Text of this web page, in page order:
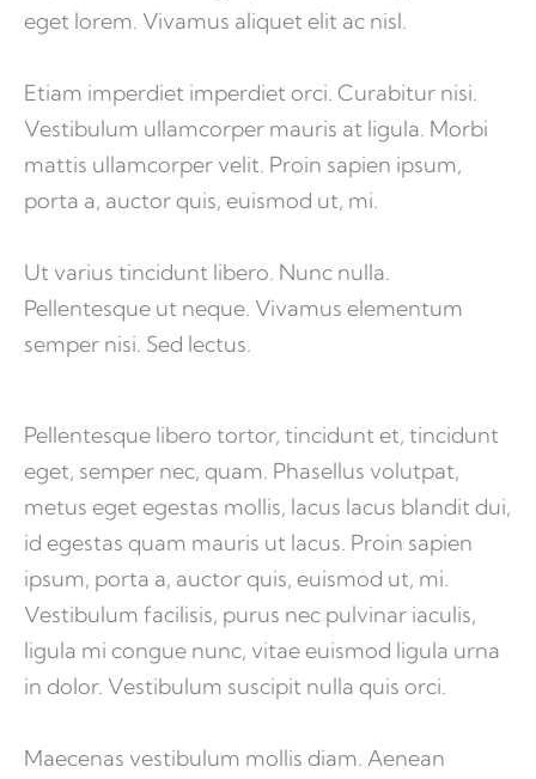
eget lorem. Vivamus aliquet elit ac nisl.
Etiam imperdiet imperdiet orci. Curabitur nisi.
Vestibulum ullamcorper mauris at ligula. Morbi
mattis ullamcorper velit. Proin sapien ipsum,
porta a, auctor quis, euismod ut, mi.
Ut varius tincidunt libero. Nunc nulla.
Pellentesque ut neque. Vivamus elementum
semper nisi. Sed lectus.
Pellentesque libero tortor, tincidunt et, tincidunt
eget, semper nec, quam. Phasellus volutpat,
metus eget egestas mollis, lacus lacus blandit dui,
id egestas quam mauris ut lacus. Proin sapien
ipsum, porta a, auctor quis, euismod ut, mi.
Vestibulum facilisis, purus nec pulvinar iaculis,
ligula mi congue nunc, vitae euismod ligula urna
in dolor. Vestibulum suscipit nulla quis orci.
Maecenas vestibulum mollis diam. Aenean